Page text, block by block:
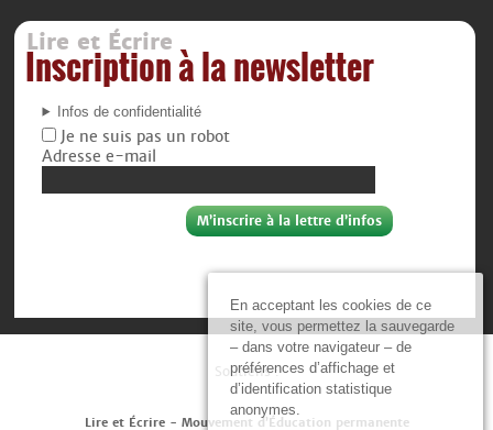
En acceptant les cookies de ce
site, vous permettez la sauvegarde
– dans votre navigateur – de
préférences d’affichage et
d’identification statistique
anonymes.
Lire et Écrire
Inscription à la newsletter
Infos de confidentialité
Je ne suis pas un robot
Adresse e-mail
Soutiens :
Lire et Écrire - Mouvement d’Éducation permanente